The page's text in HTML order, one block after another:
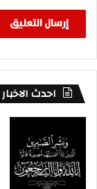
احدث الاخبار